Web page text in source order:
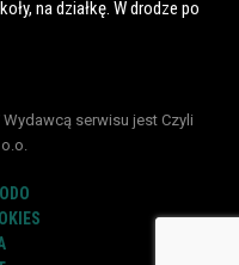
na działkę. W drodze po
serwisu jest Czyli